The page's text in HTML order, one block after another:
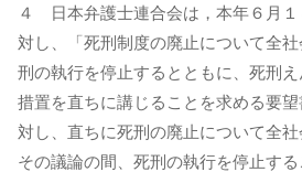
４ 日本弁護士連合会は，本年６月１
対し、「死刑制度の廃止について全
刑の執行を停止するとともに、死刑
措置を直ちに講じることを求める要
対し、直ちに死刑の廃止について全社
その議論の間、死刑の執行を停止す